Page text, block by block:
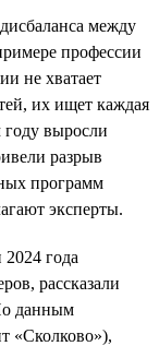
между
профессии
не хватает
их ищет каждая
году выросли
разрыв
программ
эксперты.
года
рассказали
данным
«Сколково»),